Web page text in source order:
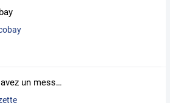
Vous avez un mess@ge...